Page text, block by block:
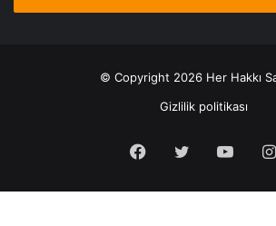
© Copyright 2026 Her Hakkı
Gizlilik politikası
Facebook
X